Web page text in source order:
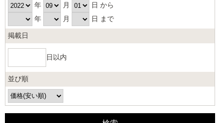
年 月
日 から
年
月 日 まで
掲載日
日以内
並び順